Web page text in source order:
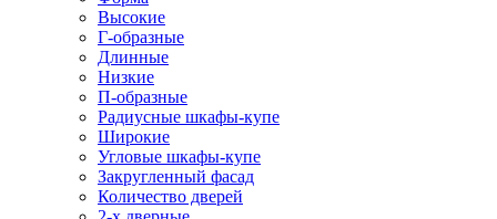
Высокие
Г-образные
Длинные
Низкие
П-образные
Радиусные шкафы-купе
Широкие
Угловые шкафы-купе
Закругленный фасад
Количество дверей